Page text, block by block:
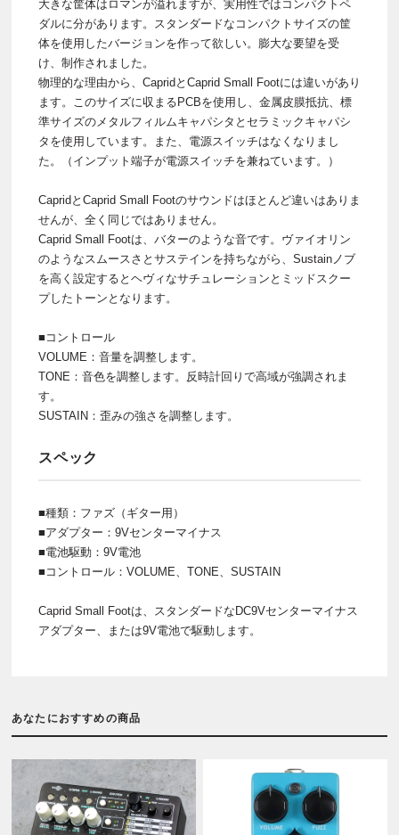
大きな筐体はロマンが溢れますが、実用性ではコンパクトペ
ダルに分があります。スタンダードなコンパクトサイズの筐
体を使用したバージョンを作って欲しい。膨大な要望を受
け、制作されました。
物理的な理由から、CapridとCaprid Small Footには違いがあり
ます。このサイズに収まるPCBを使用し、金属皮膜抵抗、標
準サイズのメタルフィルムキャパシタとセラミックキャパシ
タを使用しています。また、電源スイッチはなくなりまし
た。（インプット端子が電源スイッチを兼ねています。）
CapridとCaprid Small Footのサウンドはほとんど違いはありま
せんが、全く同じではありません。
Caprid Small Footは、バターのような音です。ヴァイオリン
のようなスムースさとサステインを持ちながら、Sustainノブ
を高く設定するとヘヴィなサチュレーションとミッドスクー
プしたトーンとなります。
■コントロール
VOLUME：音量を調整します。
TONE：音色を調整します。反時計回りで高域が強調されま
す。
SUSTAIN：歪みの強さを調整します。
スペック
■種類：ファズ（ギター用）
■アダプター：9Vセンターマイナス
■電池駆動：9V電池
■コントロール：VOLUME、TONE、SUSTAIN
Caprid Small Footは、スタンダードなDC9Vセンターマイナス
アダプター、または9V電池で駆動します。
あなたにおすすめの商品